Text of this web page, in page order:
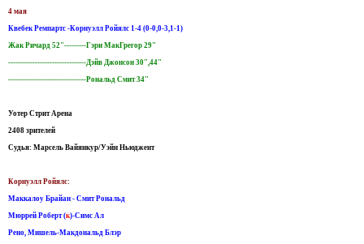
4 мая
Квебек Ремпартс -Корнуэлл Ройялс 1-4 (0-0,0-3,1-1)
Жак Ричард 52"---------Гэри МакГрегор 29"
--------------------------------Дэйв Джонсон 30",44"
--------------------------------Рональд Смит 34"
Уотер Стрит Арена
2408 зрителей
Судья: Марсель Вайянкур/Уэйн Ньюджент
Корнуэлл Ройялс:
Маккалоу Брайан - Смит Рональд
Мюррей Роберт (к)-Симс Ал
Рено, Мишель-Макдональд Блэр